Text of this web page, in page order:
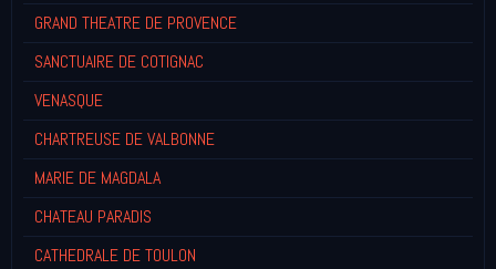
GRAND THEATRE DE PROVENCE
SANCTUAIRE DE COTIGNAC
VENASQUE
CHARTREUSE DE VALBONNE
MARIE DE MAGDALA
CHATEAU PARADIS
CATHEDRALE DE TOULON